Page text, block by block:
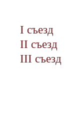
I съезд
II съезд
III съезд